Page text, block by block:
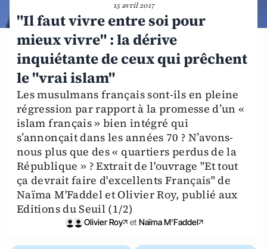
15 avril 2017
"Il faut vivre entre soi pour
mieux vivre" : la dérive
inquiétante de ceux qui prêchent
le "vrai islam"
Les musulmans français sont-ils en pleine
régression par rapport à la promesse d’un «
islam français » bien intégré qui
s’annonçait dans les années 70 ? N’avons-
nous plus que des « quartiers perdus de la
République » ? Extrait de l'ouvrage "Et tout
ça devrait faire d'excellents Français" de
Naïma M'Faddel et Olivier Roy, publié aux
Editions du Seuil (1/2)
Olivier Roy et Naïma M'Faddel